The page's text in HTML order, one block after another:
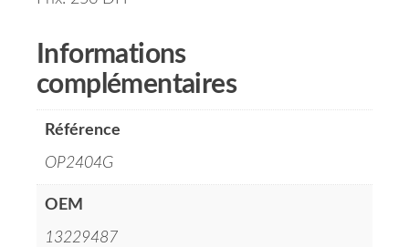
Informations
complémentaires
Référence
OP2404G
OEM
13229487